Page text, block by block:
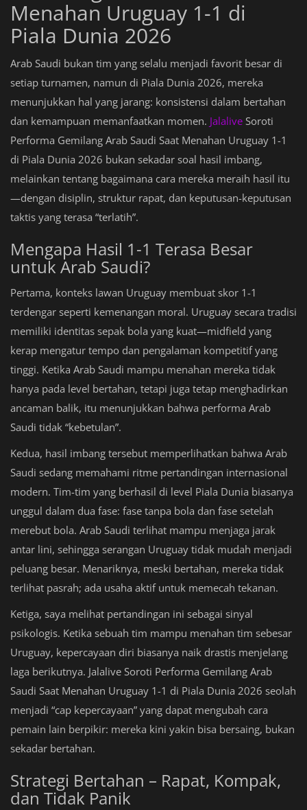
Menahan Uruguay 1-1 di
Piala Dunia 2026
Arab Saudi bukan tim yang selalu menjadi favorit besar di
setiap turnamen, namun di Piala Dunia 2026, mereka
menunjukkan hal yang jarang: konsistensi dalam bertahan
dan kemampuan memanfaatkan momen. Jalalive Soroti
Performa Gemilang Arab Saudi Saat Menahan Uruguay 1-1
di Piala Dunia 2026 bukan sekadar soal hasil imbang,
melainkan tentang bagaimana cara mereka meraih hasil itu
—dengan disiplin, struktur rapat, dan keputusan-keputusan
taktis yang terasa “terlatih”.
Mengapa Hasil 1-1 Terasa Besar
untuk Arab Saudi?
Pertama, konteks lawan Uruguay membuat skor 1-1
terdengar seperti kemenangan moral. Uruguay secara tradisi
memiliki identitas sepak bola yang kuat—midfield yang
kerap mengatur tempo dan pengalaman kompetitif yang
tinggi. Ketika Arab Saudi mampu menahan mereka tidak
hanya pada level bertahan, tetapi juga tetap menghadirkan
ancaman balik, itu menunjukkan bahwa performa Arab
Saudi tidak “kebetulan”.
Kedua, hasil imbang tersebut memperlihatkan bahwa Arab
Saudi sedang memahami ritme pertandingan internasional
modern. Tim-tim yang berhasil di level Piala Dunia biasanya
unggul dalam dua fase: fase tanpa bola dan fase setelah
merebut bola. Arab Saudi terlihat mampu menjaga jarak
antar lini, sehingga serangan Uruguay tidak mudah menjadi
peluang besar. Menariknya, meski bertahan, mereka tidak
terlihat pasrah; ada usaha aktif untuk memecah tekanan.
Ketiga, saya melihat pertandingan ini sebagai sinyal
psikologis. Ketika sebuah tim mampu menahan tim sebesar
Uruguay, kepercayaan diri biasanya naik drastis menjelang
laga berikutnya. Jalalive Soroti Performa Gemilang Arab
Saudi Saat Menahan Uruguay 1-1 di Piala Dunia 2026 seolah
menjadi “cap kepercayaan” yang dapat mengubah cara
pemain lain berpikir: mereka kini yakin bisa bersaing, bukan
sekadar bertahan.
Strategi Bertahan – Rapat, Kompak,
dan Tidak Panik